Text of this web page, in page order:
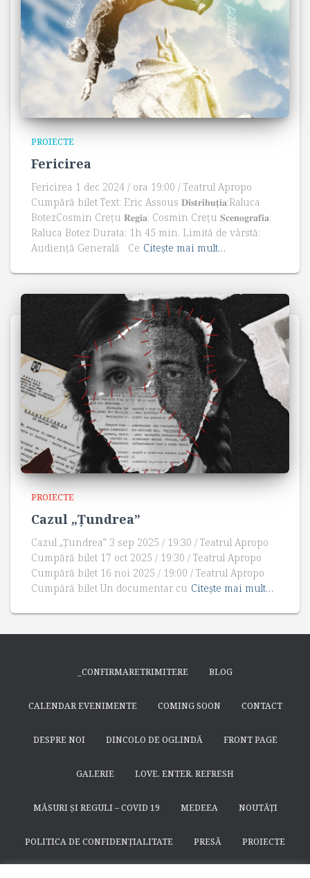
PROIECTE
Fericirea
Fericirea 1 dec 2024 / ora 19:00 / Teatrul Apropo
Cumpără bilet Text: Eric Assous 𝐃𝐢𝐬𝐭𝐫𝐢𝐛𝐮𝐭̦𝐢𝐚:Raluca
BotezCosmin Crețu 𝐑𝐞𝐠𝐢𝐚: Cosmin Crețu 𝐒𝐜𝐞𝐧𝐨𝐠𝐫𝐚𝐟𝐢𝐚:
Raluca Botez Durata: 1h 45 min. Limită de vârstă:
Audiență Generală Ce Citește mai mult…
PROIECTE
Cazul „Țundrea”
Cazul „Țundrea” 3 sep 2025 / 19:30 / Teatrul Apropo
Cumpără bilet 17 oct 2025 / 19:30 / Teatrul Apropo
Cumpără bilet 16 noi 2025 / 19:00 / Teatrul Apropo
Cumpără bilet Un documentar cu Citește mai mult…
_CONFIRMARETRIMITERE BLOG
CALENDAR EVENIMENTE COMING SOON CONTACT
DESPRE NOI DINCOLO DE OGLINDĂ FRONT PAGE
GALERIE LOVE. ENTER. REFRESH
MĂSURI ȘI REGULI – COVID 19 MEDEEA NOUTĂȚI
POLITICA DE CONFIDENȚIALITATE PRESĂ PROIECTE